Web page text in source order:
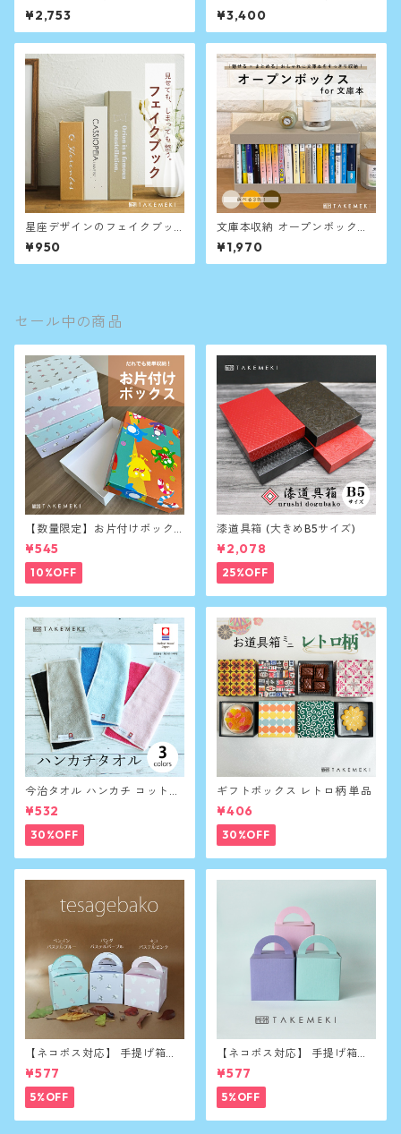
コ A4 クリアファイルが入る
収納箱
¥2,753
納ボックス ペット用品や医薬
品、子供用品の整理に
¥3,400
星座デザインのフェイクブッ
ク収納（単品）
¥950
文庫本収納 オープンボックス
for 文庫
¥1,970
セール中の商品
【数量限定】お片付けボック
ス A5サイズ 単品
¥545
10%OFF
漆道具箱 (大きめB5サイズ)
¥2,078
25%OFF
今治タオル ハンカチ コットン
綿100%
¥532
30%OFF
ギフトボックス レトロ柄 単品
¥406
30%OFF
【ネコポス対応】 手提げ箱
（大）5枚セット(アニマル)
¥577
5%OFF
【ネコポス対応】 手提げ箱
（大）5枚セット(パステル)
¥577
5%OFF